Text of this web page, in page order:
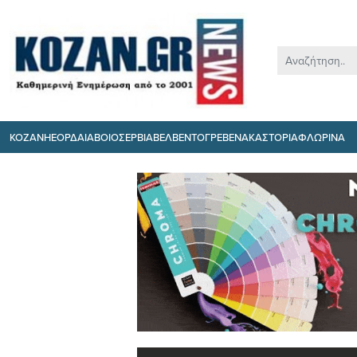
ΚΟΖΑΝΗΕΟΡΔΑΙΑΒΟΙΟΣΕΡΒΙΑΒΕΛΒΕΝΤΟΓΡΕΒΕΝΑΚΑΣΤΟΡΙΑΦΛΩΡΙΝΑ